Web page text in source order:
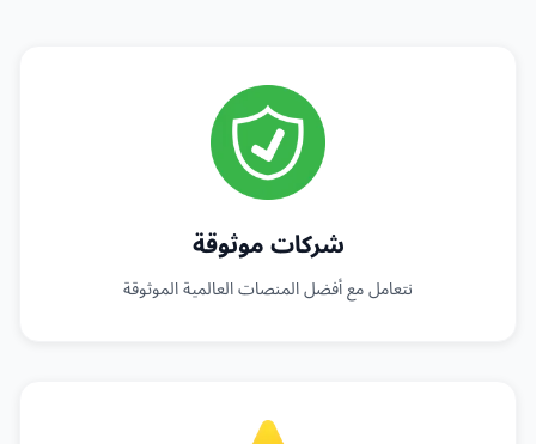
شركات موثوقة
نتعامل مع أفضل المنصات العالمية الموثوقة